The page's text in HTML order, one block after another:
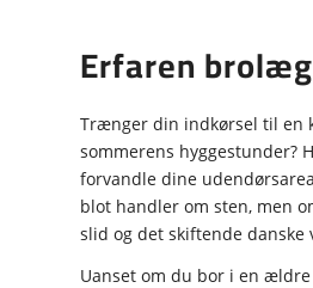
Erfaren
Trænger din indkørsel til en
sommerens hyggestunder?
forvandle dine
blot handler om sten, men
slid og det skiftende danske
Uanset om du bor i en